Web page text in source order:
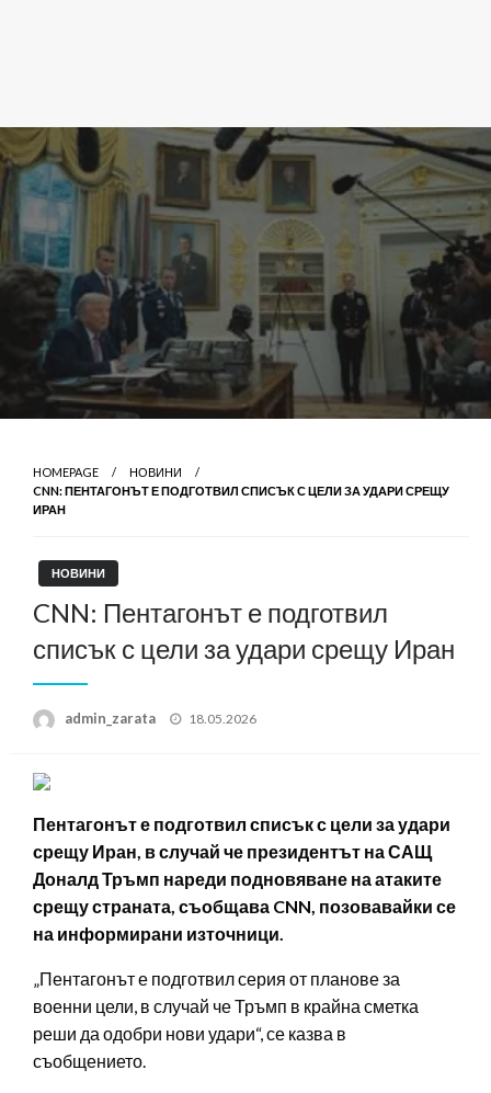
HOMEPAGE
НОВИНИ
CNN: ПЕНТАГОНЪТ Е ПОДГОТВИЛ СПИСЪК С ЦЕЛИ ЗА УДАРИ СРЕЩУ
ИРАН
НОВИНИ
CNN: Пентагонът е подготвил
списък с цели за удари срещу Иран
admin_zarata
Posted
18.05.2026
Пентагонът е подготвил списък с цели за удари
срещу Иран, в случай че президентът на САЩ
Доналд Тръмп нареди подновяване на атаките
срещу страната, съобщава CNN, позовавайки се
на информирани източници.
„Пентагонът е подготвил серия от планове за
военни цели, в случай че Тръмп в крайна сметка
реши да одобри нови удари“, се казва в
съобщението.